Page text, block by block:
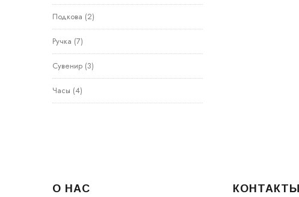
Подкова (2)
Ручка (7)
Сувенир (3)
Часы (4)
О НАС КОНТАКТЫ